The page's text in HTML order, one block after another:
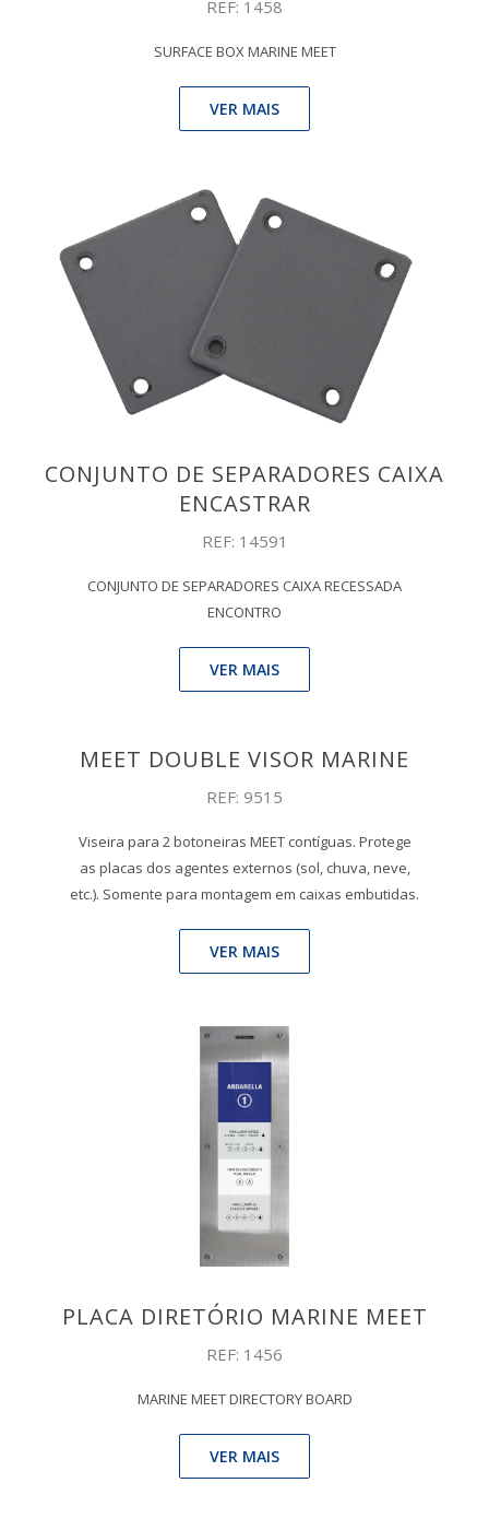
REF: 1458
SURFACE BOX MARINE MEET
VER MAIS
CONJUNTO DE SEPARADORES CAIXA
ENCASTRAR
REF: 14591
CONJUNTO DE SEPARADORES CAIXA RECESSADA
ENCONTRO
VER MAIS
MEET DOUBLE VISOR MARINE
REF: 9515
Viseira para 2 botoneiras MEET contíguas. Protege
as placas dos agentes externos (sol, chuva, neve,
etc.). Somente para montagem em caixas embutidas.
VER MAIS
PLACA DIRETÓRIO MARINE MEET
REF: 1456
MARINE MEET DIRECTORY BOARD
VER MAIS